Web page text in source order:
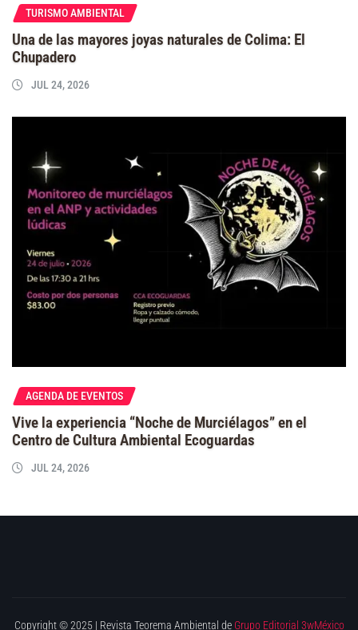
TURISMO AMBIENTAL
Una de las mayores joyas naturales de Colima: El
Chupadero
JUL 24, 2026
AGENDA DE EVENTOS
Vive la experiencia “Noche de Murciélagos” en el
Centro de Cultura Ambiental Ecoguardas
JUL 24, 2026
Copyright © 2025 | Revista Teorema Ambiental de Grupo Editorial 3wMéxico